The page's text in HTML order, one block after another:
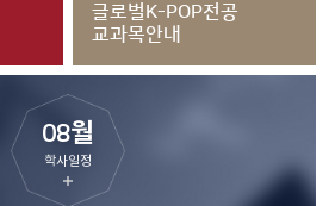
글로벌K-POP전공
교과목안내
08월
학사일정